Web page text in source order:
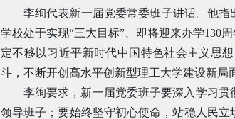
李绚代表新一届党委常委班子讲话。他指
学校处于实现“三大目标”、即将迎来办学130
定不移以习近平新时代中国特色社会主义思
斗，不断开创高水平创新型理工大学建设新局
李绚要求，新一届党委班子要深入学习
领导班子；要始终坚守初心使命，站稳人民